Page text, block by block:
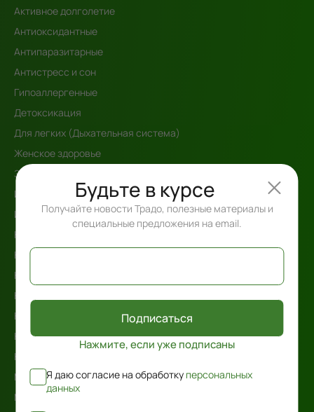
Активное долголетие
Антиоксидантные
Антипаразитарные
Антистресс и сон
Гипоаллергенные
Детоксикация
Для легких (Дыхательная система)
Женское здоровье
Зрение
Иммунная поддержка
Интегративный Детокс
Книги
Кожа, волосы и ногти
Комплексные решения
Кондитерские изделия
Контроль веса
Контроль сахара в крови
Косметика
Мочевыделительная система
Мужское здоровье
Будьте в курсе
Получайте новости Традо, полезные материалы и
специальные предложения на email.
Подписаться
Нажмите, если уже подписаны
Я даю согласие на обработку персональных
данных